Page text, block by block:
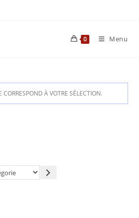
0 Menu
À VOTRE SÉLECTION.